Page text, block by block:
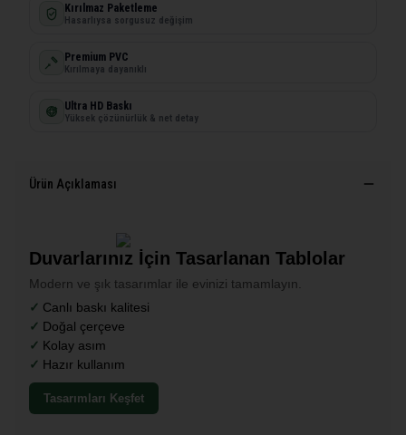
Kırılmaz Paketleme
Hasarlıysa sorgusuz değişim
Premium PVC
Kırılmaya dayanıklı
Ultra HD Baskı
Yüksek çözünürlük & net detay
Ürün Açıklaması
Duvarlarınız İçin Tasarlanan Tablolar
Modern ve şık tasarımlar ile evinizi tamamlayın.
Canlı baskı kalitesi
Doğal çerçeve
Kolay asım
Hazır kullanım
Tasarımları Keşfet